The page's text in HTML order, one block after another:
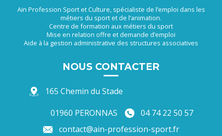
Ain Profession Sport et Culture, spécialiste de l’emploi dans les
métiers du sport et de l’animation.
Centre de formation aux métiers du sport
Mise en relation offre et demande d’emploi
Aide à la gestion administrative des structures associatives
NOUS CONTACTER
165 Chemin du Stade
01960 PERONNAS
04 74 22 50 57
contact@ain-profession-sport.fr